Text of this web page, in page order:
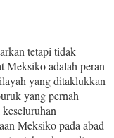
tetapi tidak
Meksiko adalah peran
yang ditaklukkan
yang pernah
Meksiko pada abad